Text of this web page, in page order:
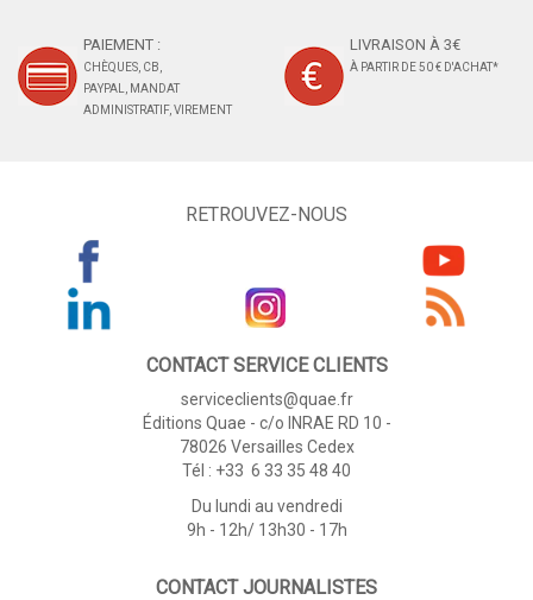
PAIEMENT :
CHÈQUES, CB,
PAYPAL, MANDAT
ADMINISTRATIF, VIREMENT
LIVRAISON À 3€
À PARTIR DE 50 € D'ACHAT*
RETROUVEZ-NOUS
CONTACT SERVICE CLIENTS
serviceclients@quae.fr
Éditions Quae - c/o INRAE RD 10 -
78026 Versailles Cedex
Tél : +33 6 33 35 48 40
Du lundi au vendredi
9h - 12h/ 13h30 - 17h
CONTACT JOURNALISTES